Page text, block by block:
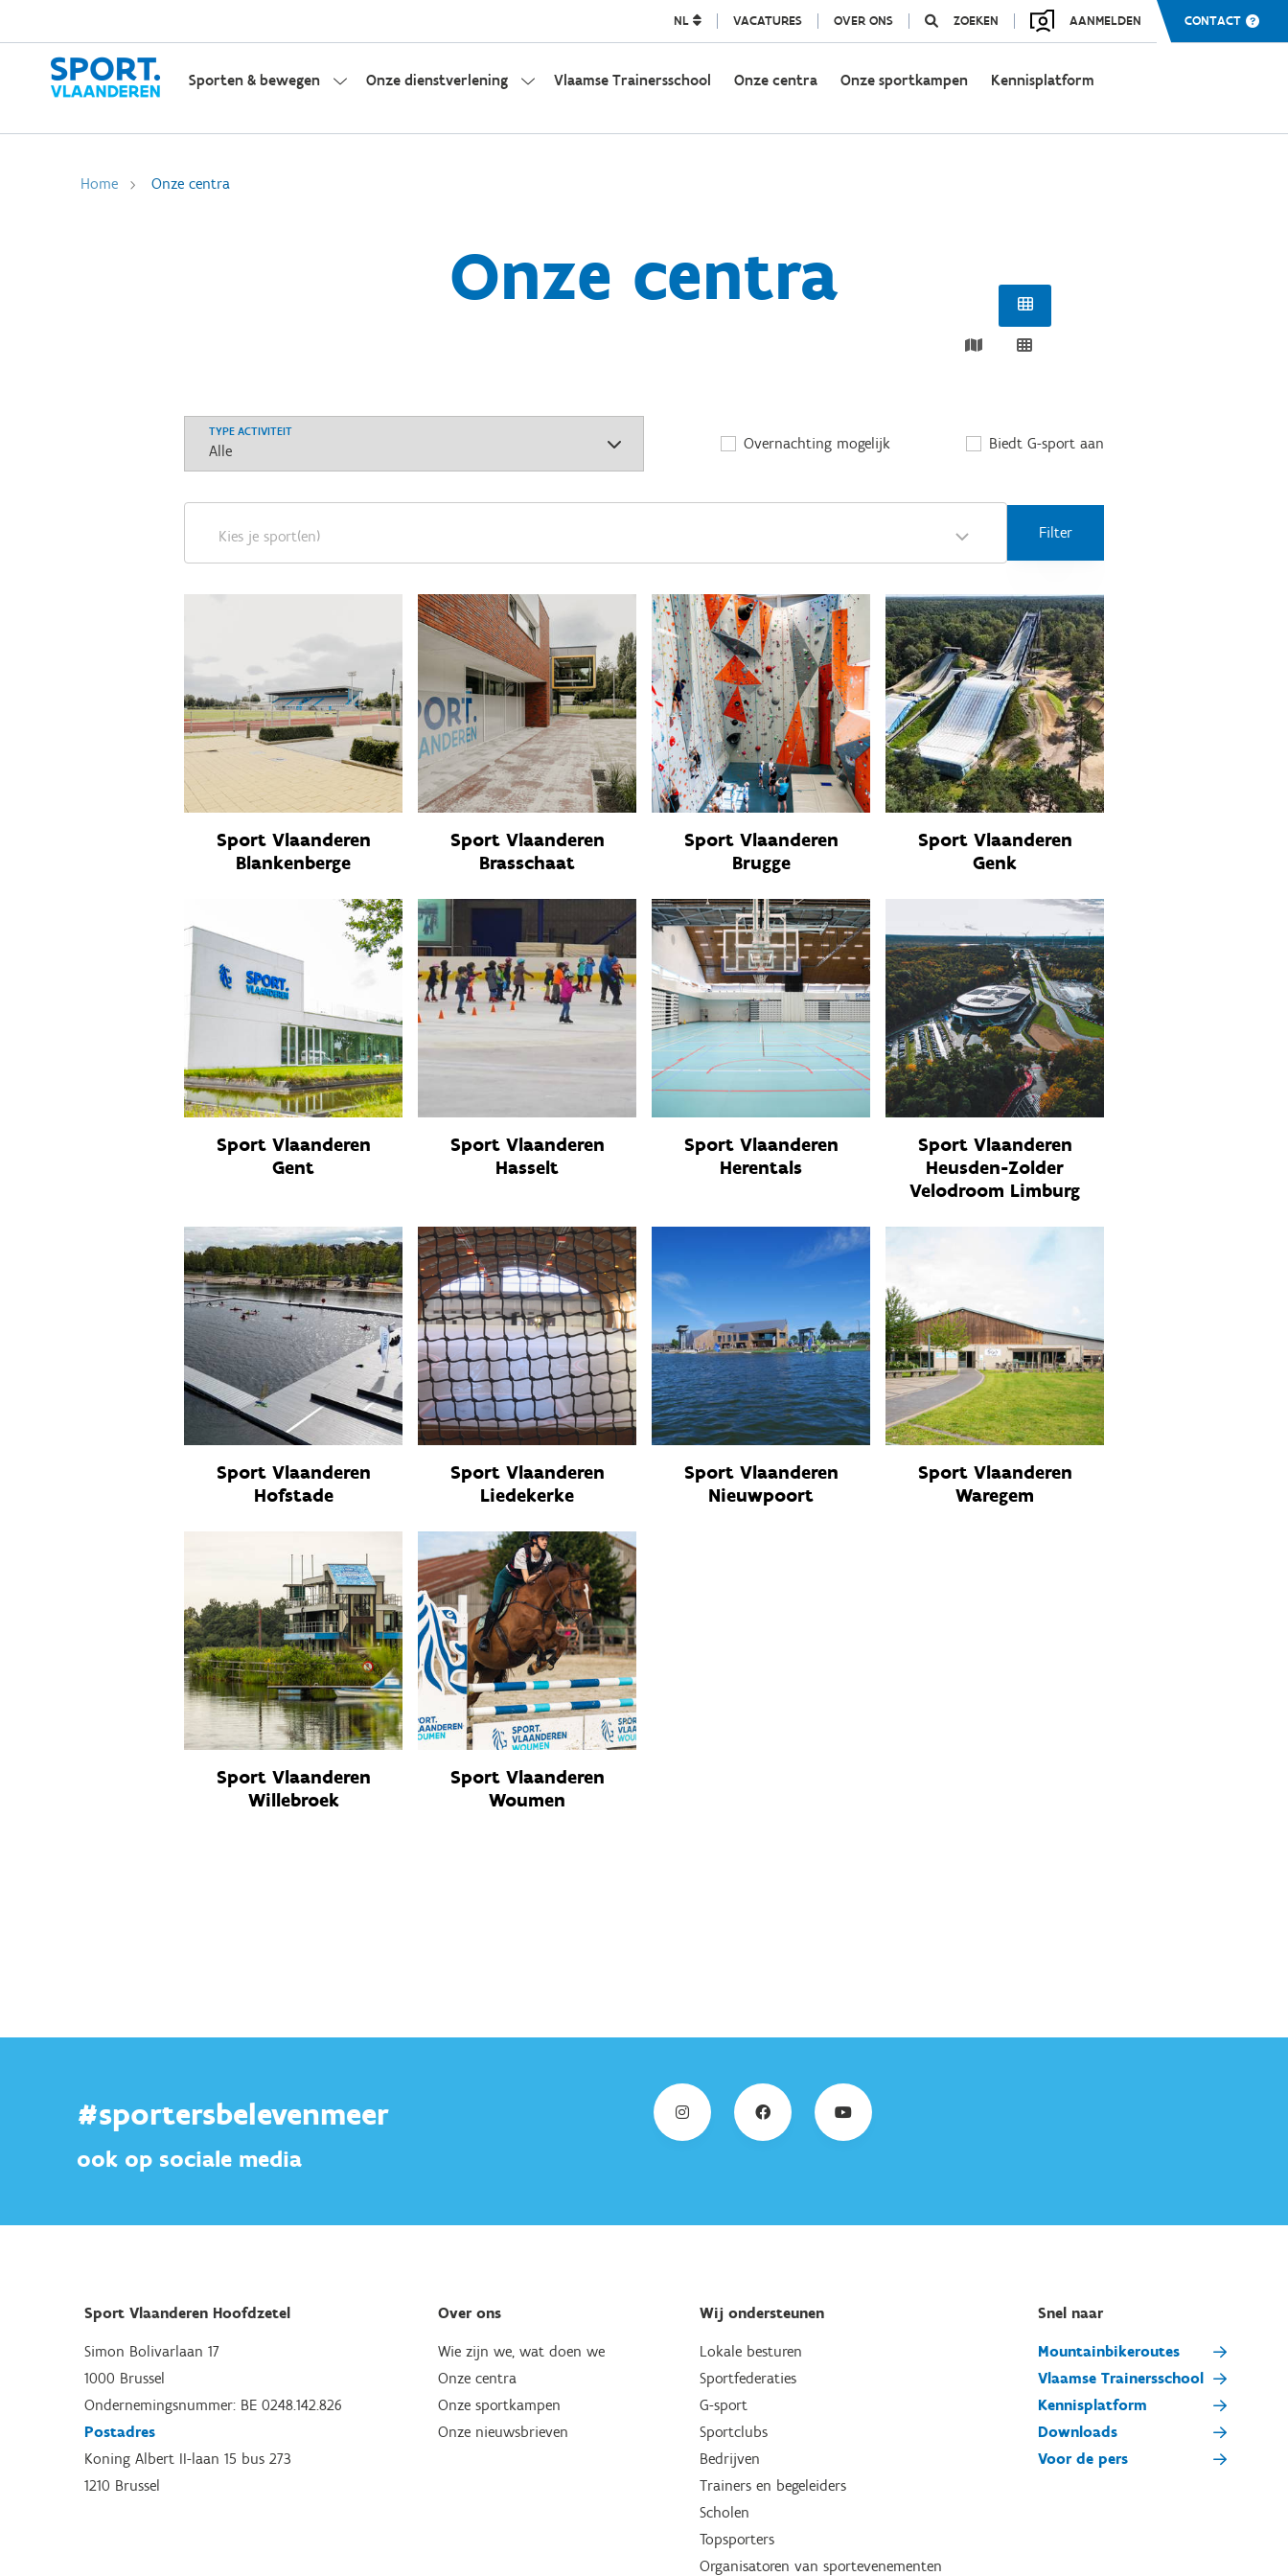
NL VACATURES OVER ONS ZOEKEN AANMELDEN CONTACT
Sporten & bewegen Onze dienstverlening Vlaamse Trainersschool Onze centra Onze sportkampen Kennisplatform
Home Onze centra
Onze centra
TYPE ACTIVITEIT
Overnachting mogelijk Biedt G-sport aan
Kies je sport(en) Filter
Sport Vlaanderen
Blankenberge
Sport Vlaanderen
Brasschaat
Sport Vlaanderen
Brugge
Sport Vlaanderen
Genk
Sport Vlaanderen
Gent
Sport Vlaanderen
Hasselt
Sport Vlaanderen
Herentals
Sport Vlaanderen
Heusden-Zolder
Velodroom Limburg
Sport Vlaanderen
Hofstade
Sport Vlaanderen
Liedekerke
Sport Vlaanderen
Nieuwpoort
Sport Vlaanderen
Waregem
Sport Vlaanderen
Willebroek
Sport Vlaanderen
Woumen
#sportersbelevenmeer
ook op sociale media
Sport Vlaanderen Hoofdzetel
Simon Bolivarlaan 17
1000 Brussel
Ondernemingsnummer: BE 0248.142.826
Postadres
Koning Albert II-laan 15 bus 273
1210 Brussel
Over ons
Wie zijn we, wat doen we
Onze centra
Onze sportkampen
Onze nieuwsbrieven
Wij ondersteunen
Lokale besturen
Sportfederaties
G-sport
Sportclubs
Bedrijven
Trainers en begeleiders
Scholen
Topsporters
Organisatoren van sportevenementen
Snel naar
Mountainbikeroutes
Vlaamse Trainersschool
Kennisplatform
Downloads
Voor de pers